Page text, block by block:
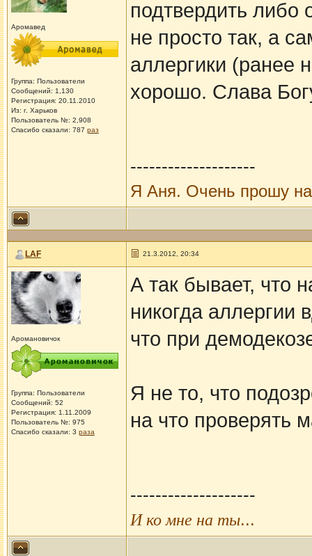
Аромавед
Группа: Пользователи
Сообщений: 1,130
Регистрация: 20.11.2010
Из: г. Харьков
Пользователь №: 2,908
Спасибо сказали: 787 раз
подтвердить либо
не просто так, а
аллергики (ранее
хорошо. Слава
--------------------
Я Аня. Очень прошу
LAF 21.3.2012, 20:34
Аромановичок
Группа: Пользователи
Сообщений: 52
Регистрация: 1.11.2009
Пользователь №: 975
Спасибо сказали: 3 раза
А так бывает, что
никогда аллергии
что при
Я не то, что
на что проверять
--------------------
И ко мне на ты...